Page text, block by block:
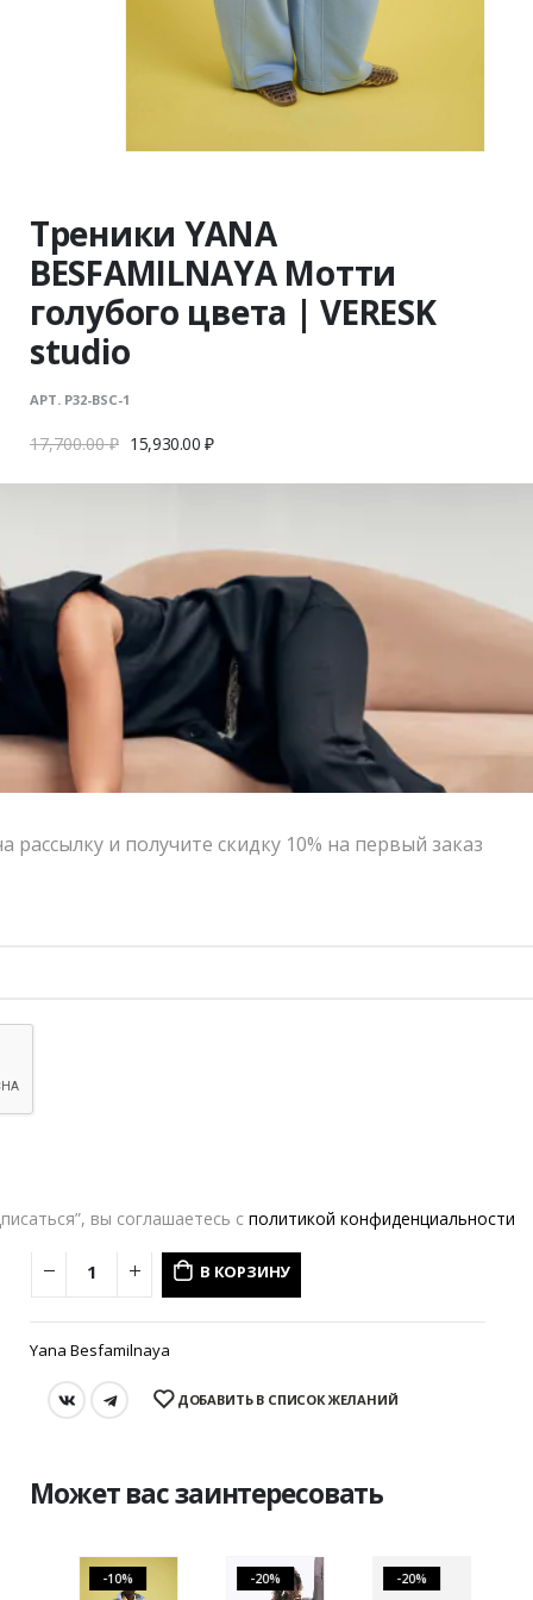
Треники YANA
BESFAMILNAYA Мотти
голубого цвета | VERESK
studio
АРТ. P32-BSC-1
17,700.00₽ 15,930.00 ₽
Треники YANA BESFAMILNAYA Мотти голубого цвета
стиле Багги, комфортная резинка, потайные карманы
и фирменная YB-вышивка делают модель
одновременно удобной и визуально собранной.
Выбор VERESK studio
Мы выбрали эти треники за их правильный баланс
между комфортом и fashion-эстетикой. Рекомендуем
сочетать со свитшотом Мотти голубого или белого
расслабленных и стильных образов.
В КОРЗИНУ
Yana Besfamilnaya
ДОБАВИТЬ В СПИСОК ЖЕЛАНИЙ
Может вас заинтересовать
-10% -20% -20%
Подпишитесь на
Нажимая кнопку